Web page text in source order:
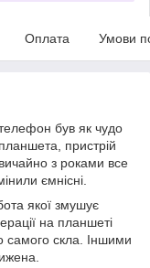
Оплата Умови
був як чудо
пристрій
з роками все
ємнісні.
якої змушує
на планшеті
самого скла. Іншими